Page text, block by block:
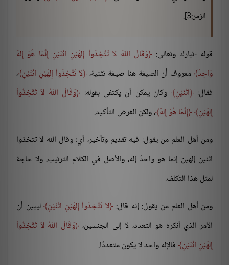
الزمر:3].
قوله -تبارك وتعالى: وَقَالَ اللّهُ لاَ تَتَّخِذُواْ إِلهَيْنِ اثْنَيْنِ إِنَّمَا هُوَ إِلهٌ
وَاحِدٌ معروف أن الصيغة هنا صيغة تثنية، لاَ تَتَّخِذُواْ إِلهَيْنِ اثْنَيْنِ ،
فقال: اثْنَيْنِ وكان يمكن أن يكتفى بقوله:
وَقَالَ اللّهُ لاَ تَتَّخِذُواْ
إِلهَيْنِ
إِنَّمَا هُوَ إِلهٌ ، ولكن الغرض التأكيد.
ومن أهل العلم من يقول: فيه تقديم وتأخير، أي: وقال الله لا تتخذوا
اثنين إلهين إنما هو واحدٌ إله، والأصل في الكلام الترتيب، ولا حاجة
لمثل هذا التكلف.
ومن أهل العلم من يقول: إنه قال: لاَ تَتَّخِذُواْ إِلهَيْنِ اثْنَيْنِ ليبين أن
الأمر الذي أنكره هو التعدد، لا إلى الجنسين، وَقَالَ اللّهُ لاَ تَتَّخِذُواْ
إِلهَيْنِ اثْنَيْنِ فالإله واحد لا يكون متعددًا.